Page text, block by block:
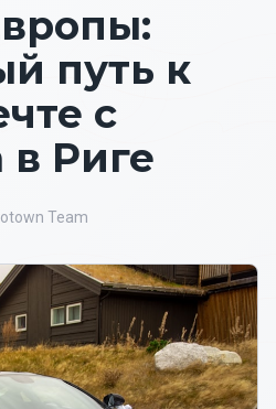
путь к
с
Риге
Team